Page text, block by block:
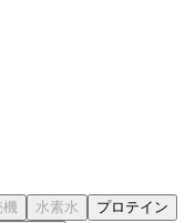
プロテイン